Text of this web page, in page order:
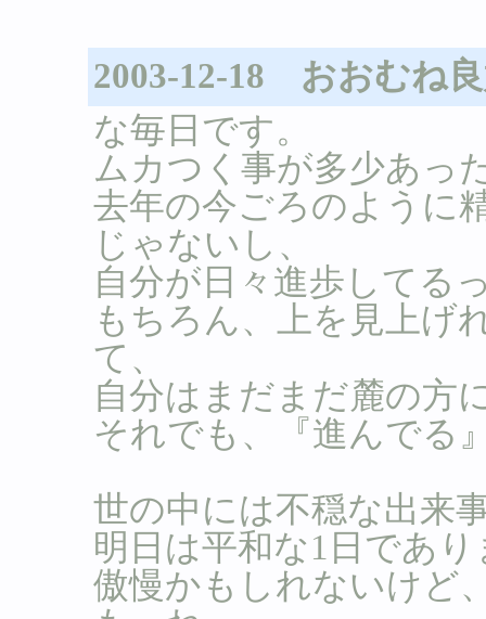
2003-12-18 おおむね
な毎日です。
ムカつく事が多少あっ
去年の今ごろのように
じゃないし、
自分が日々進歩してる
もちろん、上を見上げ
て、
自分はまだまだ麓の方
それでも、『進んでる
世の中には不穏な出来
明日は平和な1日であ
傲慢かもしれないけど